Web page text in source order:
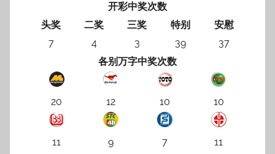
开彩中奖次数
头奖
二奖 三奖 特别
安慰
7
4 3 39
37
各别万字中奖次数
20 12 10 10
11 9 7
11